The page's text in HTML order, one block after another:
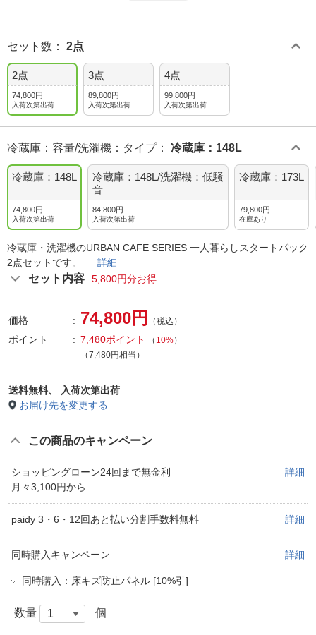
セット数 ： 2点
2点
74,800円
入荷次第出荷
3点
89,800円
入荷次第出荷
4点
99,800円
入荷次第出荷
冷蔵庫：容量/洗濯機：タイプ： 冷蔵庫：148L
冷蔵庫：148L
74,800円
入荷次第出荷
冷蔵庫：148L/洗濯機：低騒
音
84,800円
入荷次第出荷
冷蔵庫：173L
79,800円
在庫あり
冷蔵庫・洗濯機のURBAN CAFE SERIES 一人暮らしスタートパック
2点セットです。 詳細
セット内容 5,800円分お得
価格 74,800円 （税込）
ポイント 7,480ポイント （ 10%）
（7,480円相当）
送料無料、
入荷次第出荷
お届け先を変更する
この商品のキャンペーン
ショッピングローン24回まで無金利
月々3,100円から
詳細
paidy 3・6・12回あと払い分割手数料無料 詳細
同時購入キャンペーン 詳細
同時購入：床キズ防止パネル [10%引]
数量 個